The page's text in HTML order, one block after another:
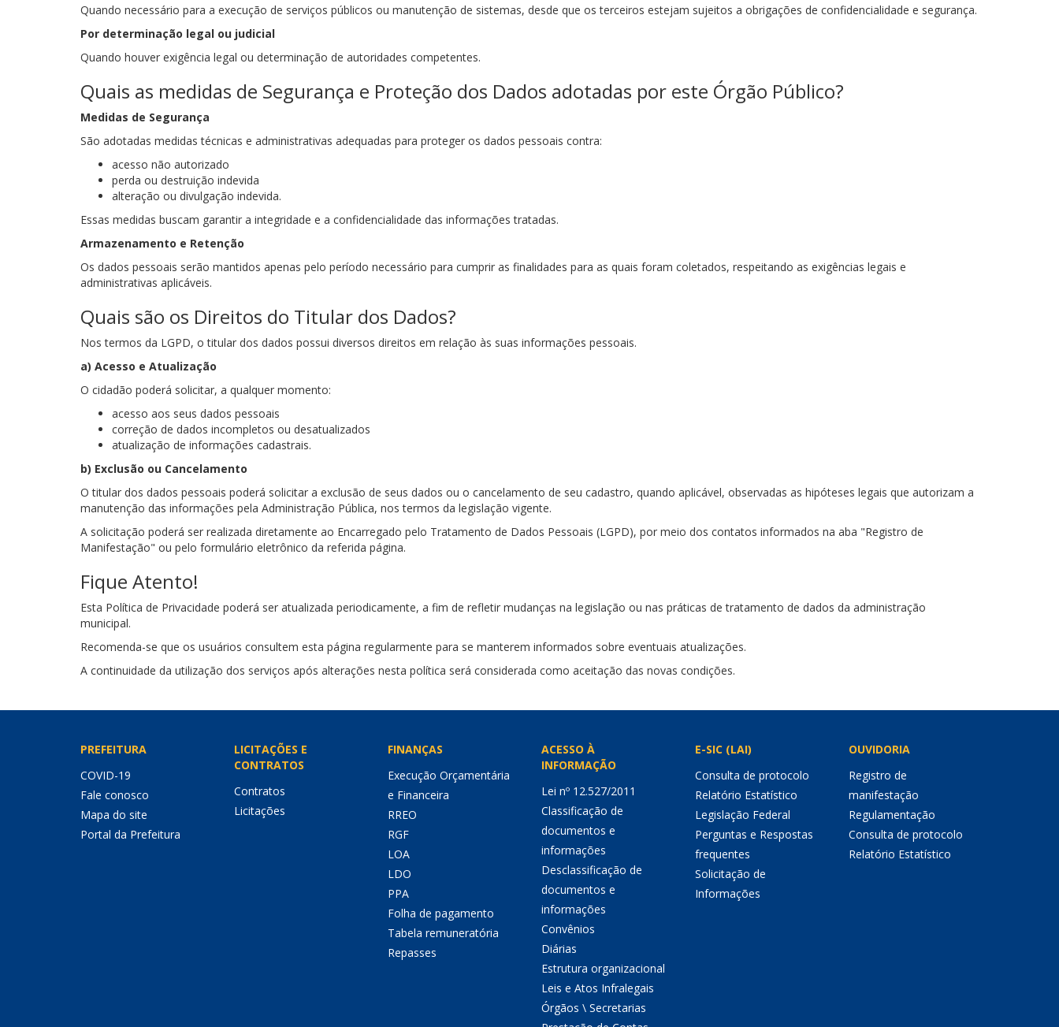
Quando necessário para a execução de serviços públicos ou manutenção de sistemas, desde que os terceiros estejam sujeitos a obrigações de confidencialidade e segurança.
Por determinação legal ou judicial
Quando houver exigência legal ou determinação de autoridades competentes.
Quais as medidas de Segurança e Proteção dos Dados adotadas por este Órgão Público?
Medidas de Segurança
São adotadas medidas técnicas e administrativas adequadas para proteger os dados pessoais contra:
acesso não autorizado
perda ou destruição indevida
alteração ou divulgação indevida.
Essas medidas buscam garantir a integridade e a confidencialidade das informações tratadas.
Armazenamento e Retenção
Os dados pessoais serão mantidos apenas pelo período necessário para cumprir as finalidades para as quais foram coletados, respeitando as exigências legais e
administrativas aplicáveis.
Quais são os Direitos do Titular dos Dados?
Nos termos da LGPD, o titular dos dados possui diversos direitos em relação às suas informações pessoais.
a) Acesso e Atualização
O cidadão poderá solicitar, a qualquer momento:
acesso aos seus dados pessoais
correção de dados incompletos ou desatualizados
atualização de informações cadastrais.
b) Exclusão ou Cancelamento
O titular dos dados pessoais poderá solicitar a exclusão de seus dados ou o cancelamento de seu cadastro, quando aplicável, observadas as hipóteses legais que autorizam a
manutenção das informações pela Administração Pública, nos termos da legislação vigente.
A solicitação poderá ser realizada diretamente ao Encarregado pelo Tratamento de Dados Pessoais (LGPD), por meio dos contatos informados na aba "Registro de
Manifestação" ou pelo formulário eletrônico da referida página.
Fique Atento!
Esta Política de Privacidade poderá ser atualizada periodicamente, a fim de refletir mudanças na legislação ou nas práticas de tratamento de dados da administração
municipal.
Recomenda-se que os usuários consultem esta página regularmente para se manterem informados sobre eventuais atualizações.
A continuidade da utilização dos serviços após alterações nesta política será considerada como aceitação das novas condições.
PREFEITURA
COVID-19
Fale conosco
Mapa do site
Portal da Prefeitura
LICITAÇÕES E
CONTRATOS
Contratos
Licitações
FINANÇAS
Execução Orçamentária
e Financeira
RREO
RGF
LOA
LDO
PPA
Folha de pagamento
Tabela remuneratória
Repasses
ACESSO À
INFORMAÇÃO
Lei nº 12.527/2011
Classificação de
documentos e
informações
Desclassificação de
documentos e
informações
Convênios
Diárias
Estrutura organizacional
Leis e Atos Infralegais
Órgãos \ Secretarias
E-SIC (LAI)
Consulta de protocolo
Relatório Estatístico
Legislação Federal
Perguntas e Respostas
frequentes
Solicitação de
Informações
OUVIDORIA
Registro de
manifestação
Regulamentação
Consulta de protocolo
Relatório Estatístico